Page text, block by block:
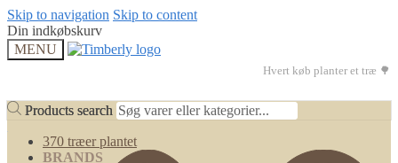
Skip to navigation Skip to content
Din indkøbskurv
MENU
Hvert køb planter et træ 🌳
Products search
370 træer plantet
Products search
BRANDS